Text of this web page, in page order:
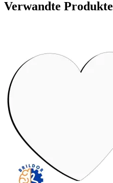
Verwandte Produkte